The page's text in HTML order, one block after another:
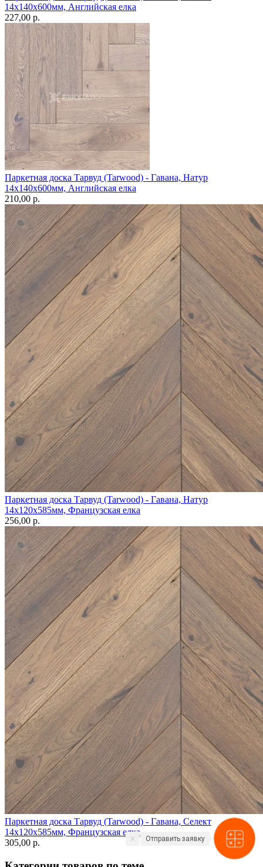
14х140х600мм, Английская елка
227,00 p.
Паркетная доска Тарвуд (Tarwood) - Гавана, Натур
14х140х600мм, Английская елка
210,00 p.
Паркетная доска Тарвуд (Tarwood) - Гавана, Натур
14х120х585мм, Французская елка
256,00 p.
Паркетная доска Тарвуд (Tarwood) - Гавана, Селект
14х120х585мм, Французская елка
305,00 p.
Отправить заявку